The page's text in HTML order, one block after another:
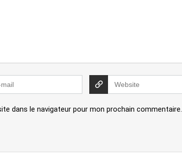
dans le navigateur pour mon prochain commentaire.